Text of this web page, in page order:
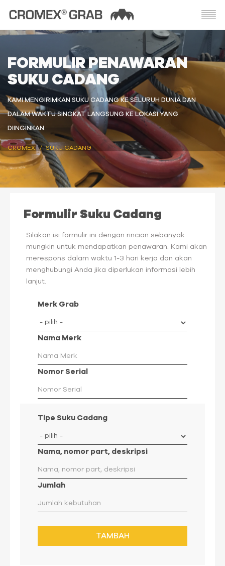
FORMULIR PENAWARAN
SUKU CADANG
KAMI MENGIRIMKAN SUKU CADANG KE SELURUH DUNIA DAN
DALAM WAKTU SINGKAT LANGSUNG KE LOKASI YANG
DIINGINKAN.
CROMEX SUKU CADANG
Formulir Suku Cadang
Silakan isi formulir ini dengan rincian sebanyak
mungkin untuk mendapatkan penawaran. Kami akan
merespons dalam waktu 1-3 hari kerja dan akan
menghubungi Anda jika diperlukan informasi lebih
lanjut.
Merk Grab
Nama Merk
Nomor Serial
Tipe Suku Cadang
Nama, nomor part, deskripsi
Jumlah
TAMBAH